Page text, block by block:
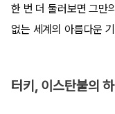
한 번 더 둘러보면 그만
없는 세계의 아름다운
터키, 이스탄불의